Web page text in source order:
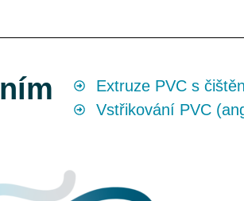
Extruze PVC s
Vstřikování PVC